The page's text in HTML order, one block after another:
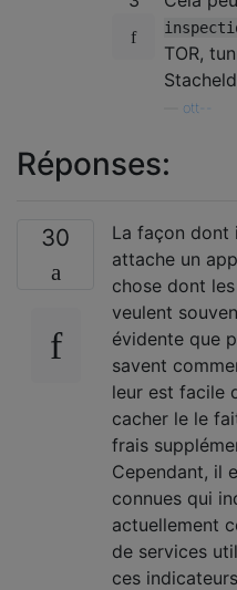
TOR,
ott--
Réponses:
30
La façon dont
attache un
chose dont
veulent
évidente que
savent
leur est facile
cacher le le
frais
Cependant, il
connues qui
actuellement
de services
ces